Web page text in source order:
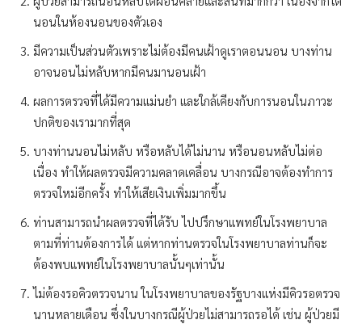
นอนในห้องนอนของตัวเอง
มีความเป็นส่วนตัวเพราะไม่ต้องมีคนเฝ้าดูเราตอนนอน บางท่าน
อาจนอนไม่หลับหากมีคนมานอนเฝ้า
ผลการตรวจที่ได้มีความแม่นยำ และใกล้เคียงกับการนอนในภาวะ
ปกติของเรามากที่สุด
บางท่านนอนไม่หลับ หรือหลับได้ไม่นาน หรือนอนหลับไม่ต่อ
เนื่อง ทำให้ผลตรวจมีความคลาดเคลื่อน บางกรณีอาจต้องทำการ
ตรวจใหม่อีกครั้ง ทำให้เสียเงินเพิ่มมากขึ้น
ท่านสามารถนำผลตรวจที่ได้รับ ไปปรึกษาแพทย์ในโรงพยาบาล
ตามที่ท่านต้องการได้ แต่หากท่านตรวจในโรงพยาบาลท่านก็จะ
ต้องพบแพทย์ในโรงพยาบาลนั้นๆเท่านั้น
ไม่ต้องรอคิวตรวจนาน ในโรงพยาบาลของรัฐบางแห่งมีคิวรอตรวจ
นานหลายเดือน ซึ่งในบางกรณีผู้ป่วยไม่สามารถรอได้ เช่น ผู้ป่วยมี